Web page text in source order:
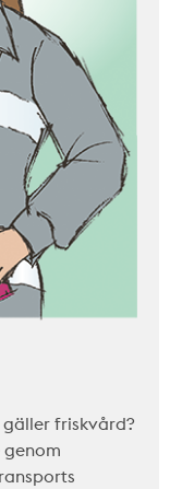
friskvård?
genom